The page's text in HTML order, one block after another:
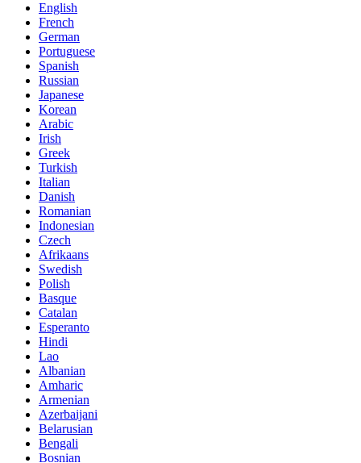
English
French
German
Portuguese
Spanish
Russian
Japanese
Korean
Arabic
Irish
Greek
Turkish
Italian
Danish
Romanian
Indonesian
Czech
Afrikaans
Swedish
Polish
Basque
Catalan
Esperanto
Hindi
Lao
Albanian
Amharic
Armenian
Azerbaijani
Belarusian
Bengali
Bosnian